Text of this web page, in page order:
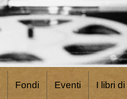
Fondi Eventi I libri